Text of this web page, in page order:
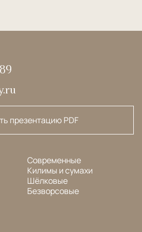
презентацию PDF
Современные
Килимы и сумахи
Шёлковые
Безворсовые